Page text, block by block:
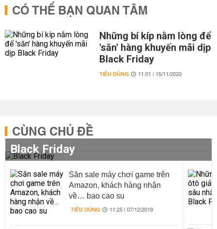
CÓ THỂ BẠN QUAN TÂM
Những bí kíp nằm lòng để
'săn' hàng khuyến mãi dịp
Black Friday
TIÊU DÙNG 11:01 | 15/11/2020
CÙNG CHỦ ĐỀ
Black Friday
Săn sale máy chơi game trên
Amazon, khách hàng nhận
về… bao cao su
TIÊU DÙNG 11:25 | 07/12/2019